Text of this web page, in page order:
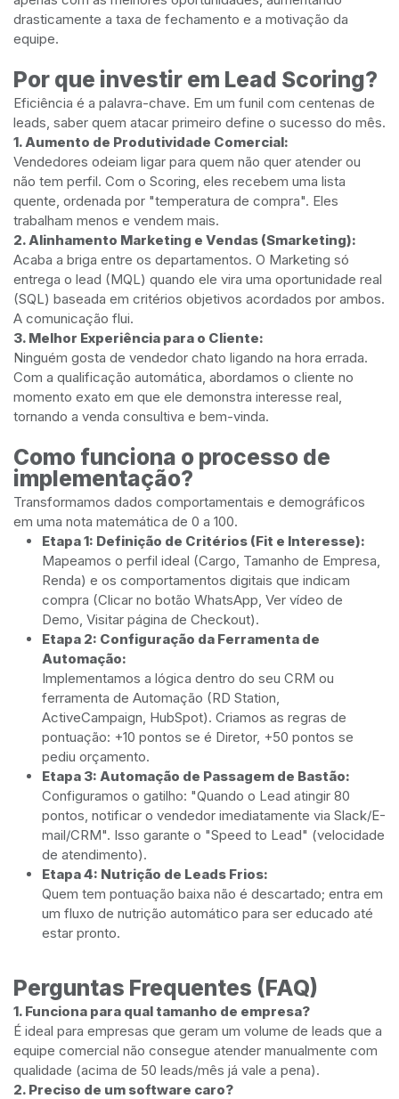
drasticamente a taxa de fechamento e a motivação da
equipe.
Por que investir em Lead Scoring?
Eficiência é a palavra-chave. Em um funil com centenas de
leads, saber quem atacar primeiro define o sucesso do mês.
1. Aumento de Produtividade Comercial:
Vendedores odeiam ligar para quem não quer atender ou
não tem perfil. Com o Scoring, eles recebem uma lista
quente, ordenada por "temperatura de compra". Eles
trabalham menos e vendem mais.
2. Alinhamento Marketing e Vendas (Smarketing):
Acaba a briga entre os departamentos. O Marketing só
entrega o lead (MQL) quando ele vira uma oportunidade real
(SQL) baseada em critérios objetivos acordados por ambos.
A comunicação flui.
3. Melhor Experiência para o Cliente:
Ninguém gosta de vendedor chato ligando na hora errada.
Com a qualificação automática, abordamos o cliente no
momento exato em que ele demonstra interesse real,
tornando a venda consultiva e bem-vinda.
Como funciona o processo de
implementação?
Transformamos dados comportamentais e demográficos
em uma nota matemática de 0 a 100.
Etapa 1: Definição de Critérios (Fit e Interesse):
Mapeamos o perfil ideal (Cargo, Tamanho de Empresa,
Renda) e os comportamentos digitais que indicam
compra (Clicar no botão WhatsApp, Ver vídeo de
Demo, Visitar página de Checkout).
Etapa 2: Configuração da Ferramenta de
Automação:
Implementamos a lógica dentro do seu CRM ou
ferramenta de Automação (RD Station,
ActiveCampaign, HubSpot). Criamos as regras de
pontuação: +10 pontos se é Diretor, +50 pontos se
pediu orçamento.
Etapa 3: Automação de Passagem de Bastão:
Configuramos o gatilho: "Quando o Lead atingir 80
pontos, notificar o vendedor imediatamente via Slack/E-
mail/CRM". Isso garante o "Speed to Lead" (velocidade
de atendimento).
Etapa 4: Nutrição de Leads Frios:
Quem tem pontuação baixa não é descartado; entra em
um fluxo de nutrição automático para ser educado até
estar pronto.
Perguntas Frequentes (FAQ)
1. Funciona para qual tamanho de empresa?
É ideal para empresas que geram um volume de leads que a
equipe comercial não consegue atender manualmente com
qualidade (acima de 50 leads/mês já vale a pena).
2. Preciso de um software caro?